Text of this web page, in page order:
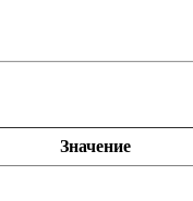
Значение